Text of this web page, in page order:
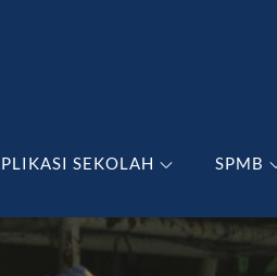
SEKOLAH SPMB